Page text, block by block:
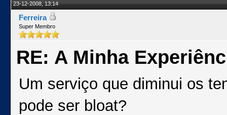
23-12-2008, 13:14
Ferreira
Super Membro
RE: A Minha
Um serviço que diminui os
pode ser bloat?